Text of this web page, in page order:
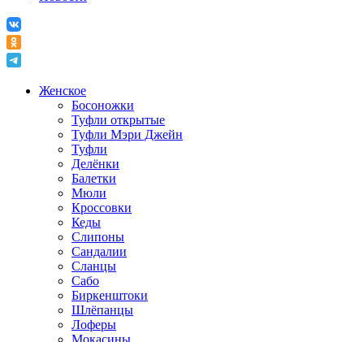
Женское
Босоножки
Туфли открытые
Туфли Мэри Джейн
Туфли
Делёнки
Балетки
Мюли
Кроссовки
Кеды
Слипоны
Сандалии
Сланцы
Сабо
Биркенштоки
Шлёпанцы
Лоферы